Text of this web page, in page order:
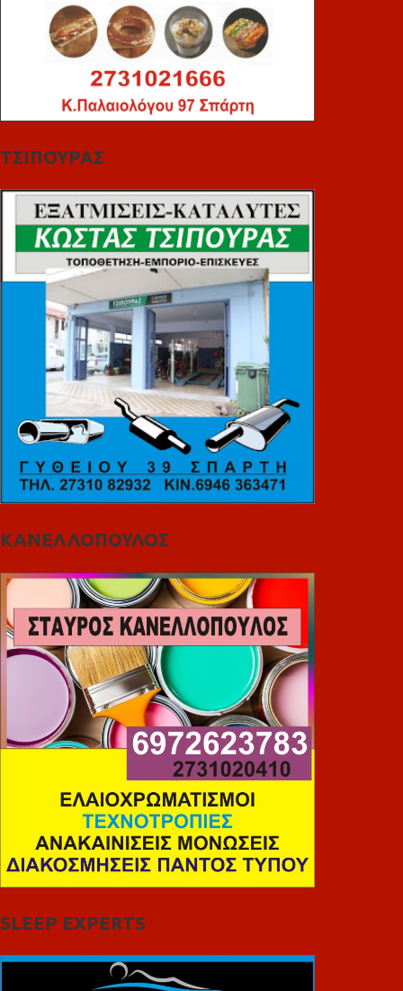
ΤΣΙΠΟΥΡΑΣ
ΚΑΝΕΛΛΟΠΟΥΛΟΣ
SLEEP EXPERTS